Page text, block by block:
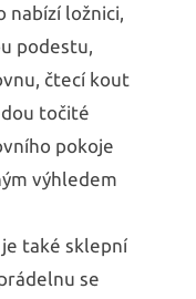
ložnici,
podestu,
čtecí kout
točité
pokoje
výhledem
také sklepní
se